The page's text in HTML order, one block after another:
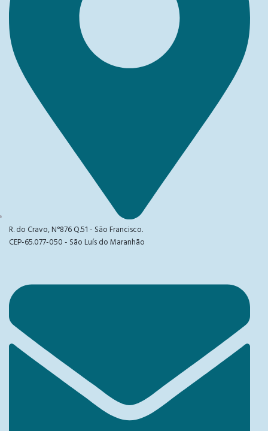
R. do Cravo, N°876 Q.51 - São Francisco.
CEP-65.077-050 - São Luís do Maranhão